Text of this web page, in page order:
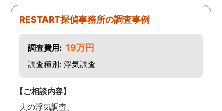
RESTART探偵事務所の調査事例
調査費用: 19万円
調査種別: 浮気調査
【ご相談内容】
夫の浮気調査。